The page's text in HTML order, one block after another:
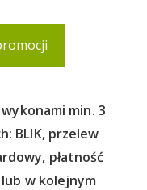
min. 3
BLIK, przelew
płatność
w kolejnym